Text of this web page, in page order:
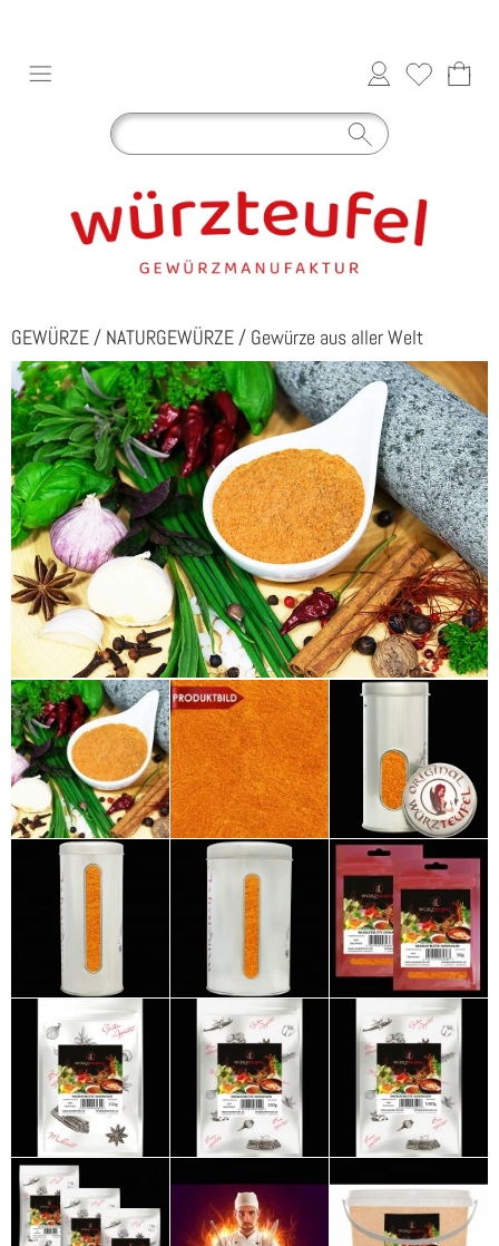
GEWÜRZE / NATURGEWÜRZE / Gewürze aus aller Welt